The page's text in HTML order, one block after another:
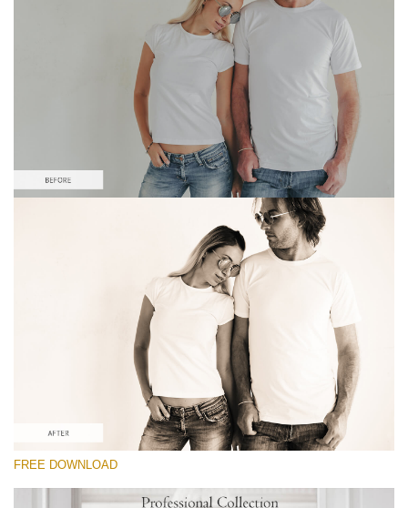
Veuillez sélectionner
Free Sepia Lightroom Preset #5
(2067 Lr Presets)
FREE DOWNLOAD